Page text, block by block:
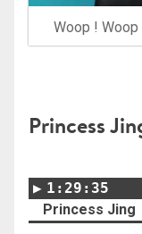
Woop !
Princess
1:29:35
Princess Jing